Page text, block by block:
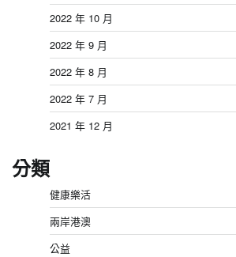
2022 年 10 月
2022 年 9 月
2022 年 8 月
2022 年 7 月
2021 年 12 月
分類
健康樂活
兩岸港澳
公益